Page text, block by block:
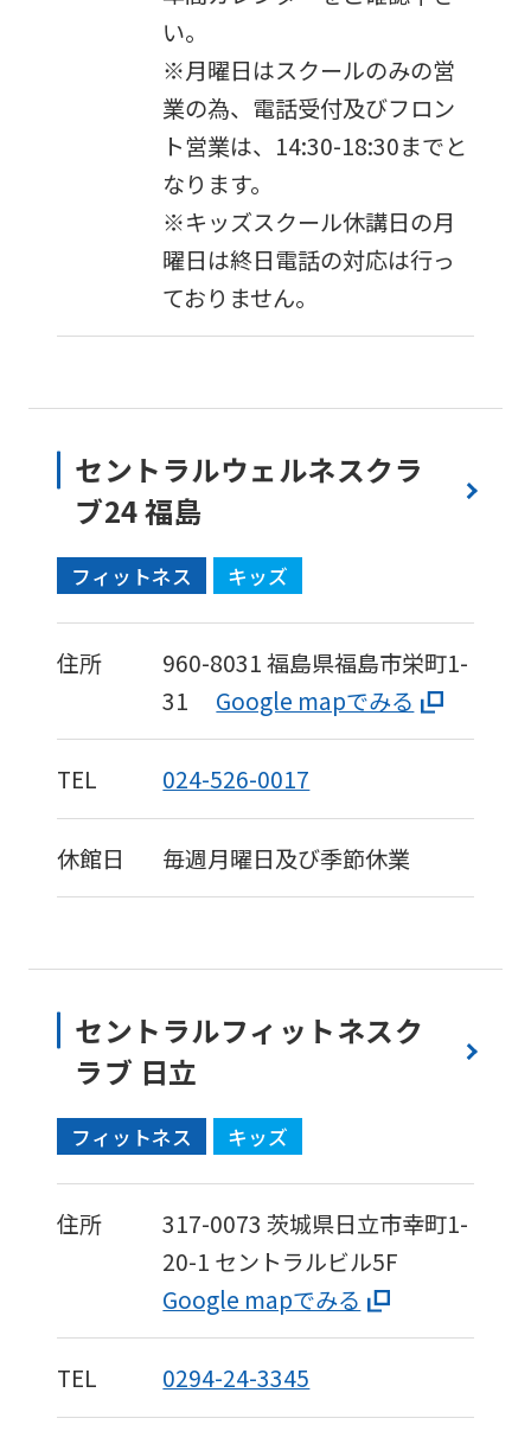
い。
※月曜日はスクールのみの営
業の為、電話受付及びフロン
ト営業は、14:30-18:30までと
なります。
※キッズスクール休講日の月
曜日は終日電話の対応は行っ
ておりません。
セントラルウェルネスクラ
ブ24 福島
フィットネス キッズ
住所 960-8031福島県福島市栄町1-
31
Google mapでみる
TEL 024-526-0017
休館日 毎週月曜日及び季節休業
セントラルフィットネスク
ラブ 日立
フィットネス キッズ
住所 317-0073 茨城県日立市幸町1-
20-1 セントラルビル5F
Google mapでみる
TEL 0294-24-3345